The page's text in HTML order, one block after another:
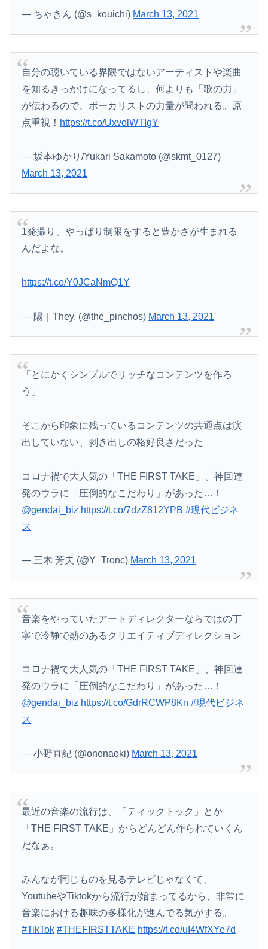
— ちゃきん (@s_kouichi) March 13, 2021
自分の聴いている界隈ではないアーティストや楽曲
を知るきっかけになってるし、何よりも「歌の力」
が伝わるので、ボーカリストの力量が問われる。原
点重視！ https://t.co/UxvolWTIgY
— 坂本ゆかり/Yukari Sakamoto (@skmt_0127)
March 13, 2021
1発撮り、やっぱり制限をすると豊かさが生まれる
んだよな。
https://t.co/Y0JCaNmQ1Y
— 陽｜They. (@the_pinchos) March 13, 2021
「とにかくシンプルでリッチなコンテンツを作ろ
う」
そこから印象に残っているコンテンツの共通点は演
出していない、剥き出しの格好良さだった
コロナ禍で大人気の「THE FIRST TAKE」、神回連
発のウラに「圧倒的なこだわり」があった…！
@gendai_biz https://t.co/7dzZ812YPB #現代ビジネ
ス
— 三木 芳夫 (@Y_Tronc) March 13, 2021
音楽をやっていたアートディレクターならではの丁
寧で冷静で熱のあるクリエイティブディレクション
コロナ禍で大人気の「THE FIRST TAKE」、神回連
発のウラに「圧倒的なこだわり」があった…！
@gendai_biz https://t.co/GdrRCWP8Kn #現代ビジネ
ス
— 小野直紀 (@ononaoki) March 13, 2021
最近の音楽の流行は、「ティックトック」とか
「THE FIRST TAKE」からどんどん作られていくん
だなぁ。
みんなが同じものを見るテレビじゃなくて、
YoutubeやTiktokから流行が始まってるから、非常に
音楽における趣味の多様化が進んでる気がする。
#TikTok #THEFIRSTTAKE https://t.co/uI4WfXYe7d